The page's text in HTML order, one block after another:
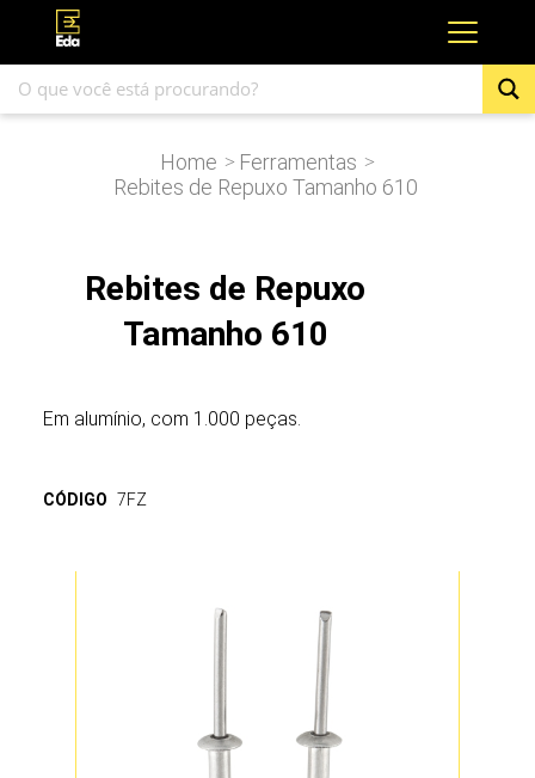
Home > Ferramentas >
Rebites de Repuxo Tamanho 610
Rebites de Repuxo
Tamanho 610
Em alumínio, com 1.000 peças.
CÓDIGO 7FZ